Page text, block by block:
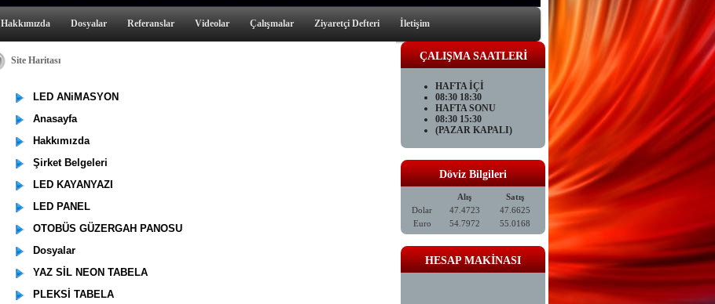
Hakkımızda Dosyalar Referanslar Videolar Çalışmalar Ziyaretçi Defteri İletişim
Site Haritası
LED ANiMASYON
Anasayfa
Hakkımızda
Şirket Belgeleri
LED KAYANYAZI
LED PANEL
OTOBÜS GÜZERGAH PANOSU
Dosyalar
YAZ SİL NEON TABELA
PLEKSİ TABELA
ÇALIŞMA SAATLERİ
HAFTA İÇİ
08:30 18:30
HAFTA SONU
08:30 15:30
(PAZAR KAPALI)
Döviz Bilgileri
Alış
Satış
Dolar
47.4723
47.6625
Euro
54.7972 55.0168
HESAP MAKİNASI